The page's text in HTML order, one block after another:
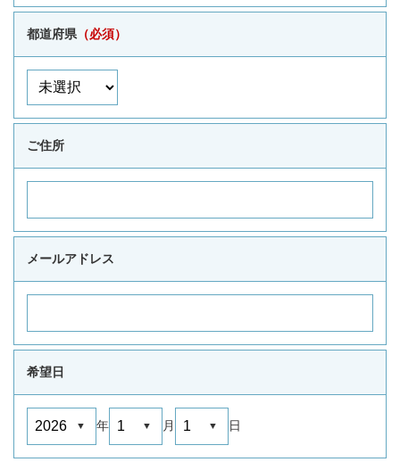
都道府県 （必須）
ご住所
メールアドレス
希望日
年 月 日